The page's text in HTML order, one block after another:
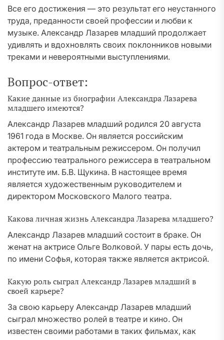
Все его достижения — это результат его неустанного
труда, преданности своей профессии и любви к
музыке. Александр Лазарев младший продолжает
удивлять и вдохновлять своих поклонников новыми
треками и невероятными выступлениями.
Вопрос-ответ:
Какие данные из биографии Александра Лазарева
младшего имеются?
Александр Лазарев младший родился 20 августа
1961 года в Москве. Он является российским
актером и театральным режиссером. Он получил
профессию театрального режиссера в театральном
институте им. Б.В. Щукина. В настоящее время
является художественным руководителем и
директором Московского Малого театра.
Какова личная жизнь Александра Лазарева младшего?
Александр Лазарев младший состоит в браке. Он
женат на актрисе Ольге Волковой. У пары есть дочь,
по имени Софья, которая также является актрисой.
Какую роль сыграл Александр Лазарев младший в
своей карьере?
За свою карьеру Александр Лазарев младший
сыграл множество ролей в театре и кино. Он
известен своими работами в таких фильмах, как